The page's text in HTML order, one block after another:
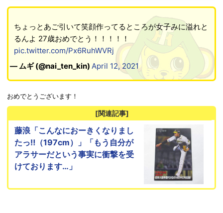
ちょっとあご引いて笑顔作ってるところが女子みに溢れと
るんよ 27歳おめでとう！！！！！
pic.twitter.com/Px6RuhWVRj
— ムギ (@nai_ten_kin)April 12, 2021
おめでとうございます！
[関連記事]
藤浪「こんなにおーきくなりまし
たっ‼︎（197cm）」「もう自分が
アラサーだという事実に衝撃を受
けております…」